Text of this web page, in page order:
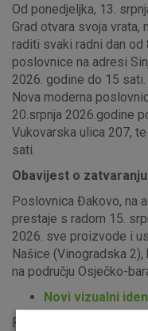
Od ponedjeljka, 13.
Grad otvara svoja vrata,
raditi svaki radni dan od
poslovnice na adresi
2026. godine do 15 sati.
Nova moderna
20.srpnja 2026.godine
Vukovarska ulica 207,
sati.
Obavijest o
Poslovnica Đakovo, na
prestaje s radom 15.
2026. sve proizvode i
Našice (Vinogradska
na području Osječko-
Novi vizualni
Popis uplatno-isplatnih